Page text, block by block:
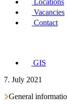
Locations
Vacancies
Contact
GIS
7. July 2021
General